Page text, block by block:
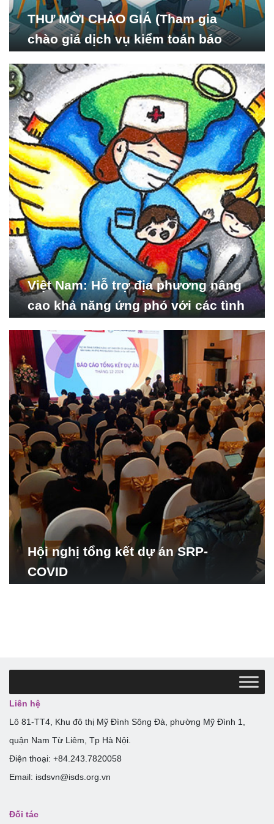
THƯ MỜI CHÀO GIÁ (Tham gia
chào giá dịch vụ kiểm toán báo
Nghiên cứu Phát triển Xã
hội_ISDS)
Việt Nam: Hỗ trợ địa phương nâng
cao khả năng ứng phó với các tình
Hội nghị tổng kết dự án SRP-
COVID
Liên hệ
Lô 81-TT4, Khu đô thị Mỹ Đình Sông Đà, phường Mỹ Đình 1,
quận Nam Từ Liêm, Tp Hà Nội.
Điện thoại: +84.243.7820058
Email: isdsvn@isds.org.vn
Đối tác